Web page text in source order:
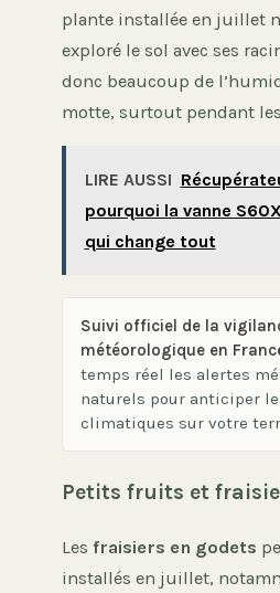
plante installée en juillet
exploré le sol avec ses
donc beaucoup de
motte, surtout pendant
LIRE AUSSI
pourquoi la vanne
qui change tout
Suivi officiel de la
météorologique en
temps réel les alertes
naturels pour anticiper
climatiques sur votre
Petits fruits et
Les fraisiers en godets
installés en juillet,